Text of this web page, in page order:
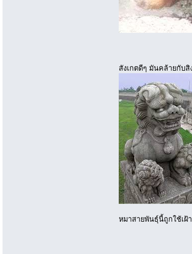
สังเกตดีๆ มันคล้ายกับ
หมาสายพันธุ์นี้ถูกใช้เฝ้